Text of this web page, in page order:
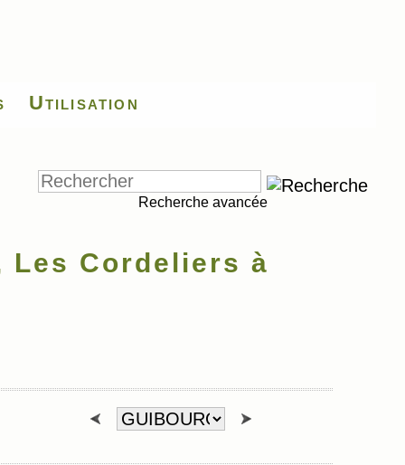
Utilisation
Recherche avancée
Les Cordeliers à